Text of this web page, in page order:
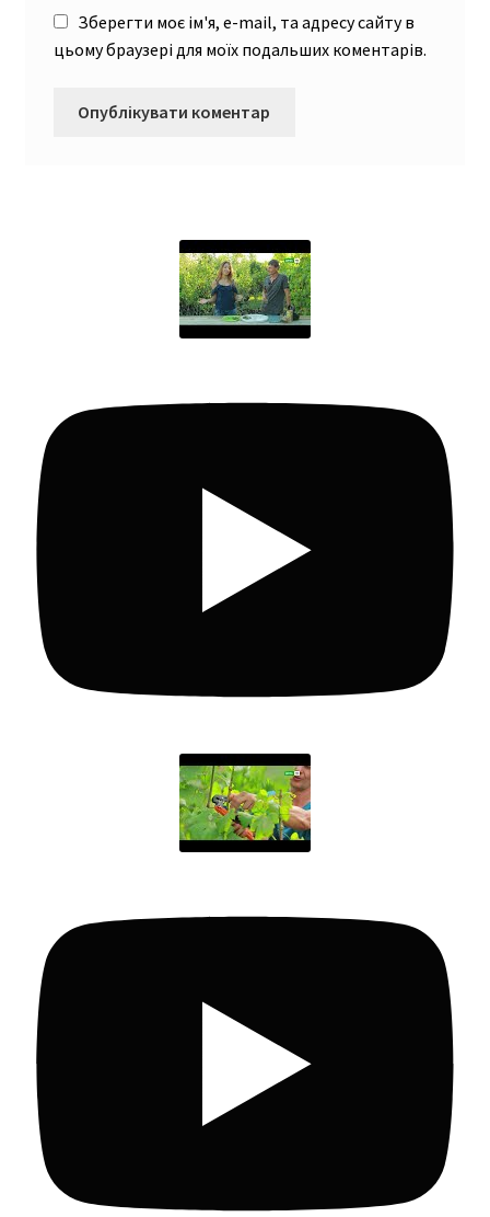
Зберегти моє ім'я, e-mail, та адресу сайту в
цьому браузері для моїх подальших коментарів.